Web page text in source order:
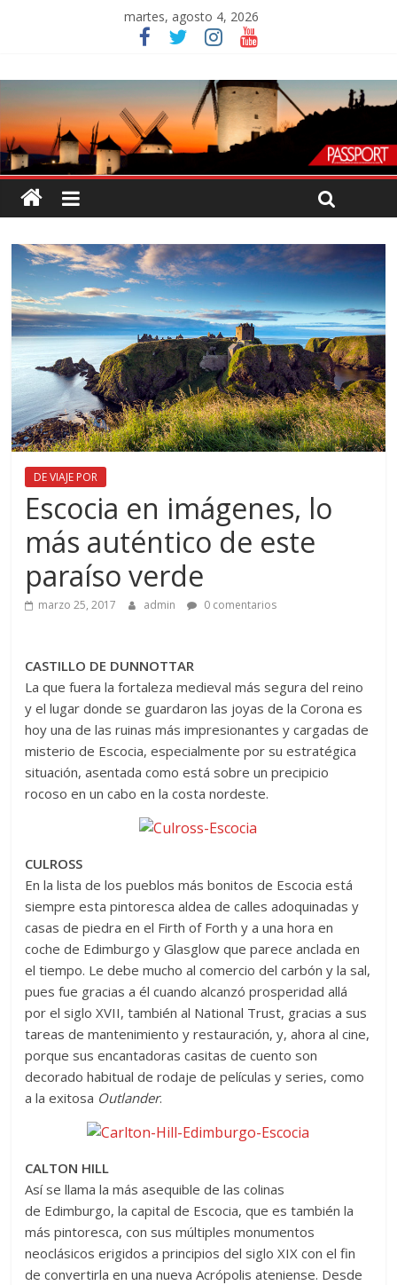
martes, agosto 4, 2026
DE VIAJE POR
Escocia en imágenes, lo
más auténtico de este
paraíso verde
marzo 25, 2017 admin 0 comentarios
CASTILLO DE DUNNOTTAR
La que fuera la fortaleza medieval más segura del reino
y el lugar donde se guardaron las joyas de la Corona es
hoy una de las ruinas más impresionantes y cargadas de
misterio de Escocia, especialmente por su estratégica
situación, asentada como está sobre un precipicio
rocoso en un cabo en la costa nordeste.
CULROSS
En la lista de los pueblos más bonitos de Escocia está
siempre esta pintoresca aldea de calles adoquinadas y
casas de piedra en el Firth of Forth y a una hora en
coche de Edimburgo y Glasglow que parece anclada en
el tiempo. Le debe mucho al comercio del carbón y la sal,
pues fue gracias a él cuando alcanzó prosperidad allá
por el siglo XVII, también al National Trust, gracias a sus
tareas de mantenimiento y restauración, y, ahora al cine,
porque sus encantadoras casitas de cuento son
decorado habitual de rodaje de películas y series, como
a la exitosa Outlander.
CALTON HILL
Así se llama la más asequible de las colinas
de Edimburgo, la capital de Escocia, que es también la
más pintoresca, con sus múltiples monumentos
neoclásicos erigidos a principios del siglo XIX con el fin
de convertirla en una nueva Acrópolis ateniense. Desde